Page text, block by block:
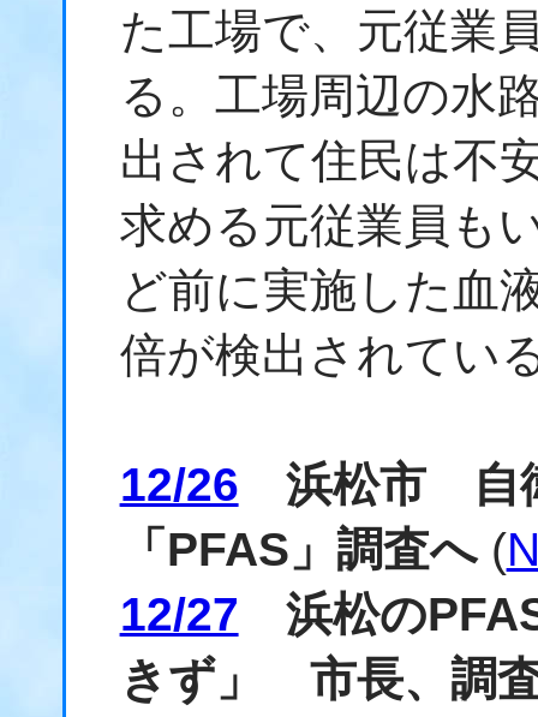
た工場で、元従業
る。工場周辺の水
出されて住民は不
求める元従業員も
ど前に実施した血
倍が検出されてい
12/26 浜松市 自
「PFAS」調査へ(
12/27 浜松の
きず」 市長、調